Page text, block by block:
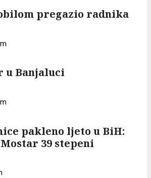
pregazio radnika
u Banjaluci
pakleno ljeto u BiH:
39 stepeni